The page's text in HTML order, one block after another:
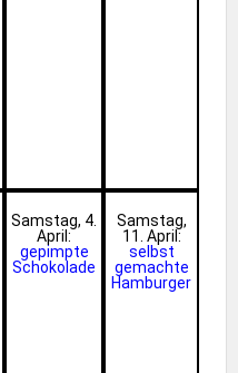
Samstag, 4.
April:
gepimpte
Schokolade
Samstag,
11. April:
selbst
gemachte
Hamburger